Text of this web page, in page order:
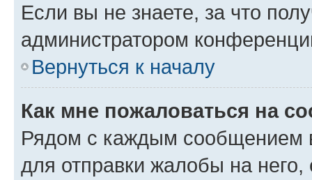
Если вы не знаете, за что
администратором
Вернуться к началу
Как мне пожаловаться на
Рядом с каждым сообщением
для отправки жалобы на